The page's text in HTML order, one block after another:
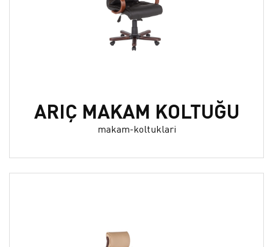
ARIÇ MAKAM KOLTUĞU
makam-koltuklari